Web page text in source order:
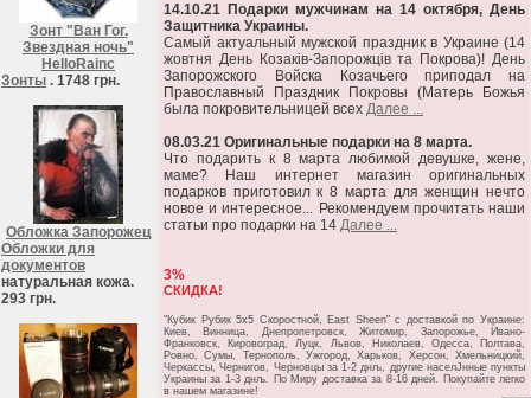
Зонт "Ван Гог.
Звездная ночь"
HelloRainc
Зонты . 1748 грн.
Обложка Запорожец
Обложки для
документов
натуральная кожа.
293 грн.
14.10.21 Подарки мужчинам на 14 октября, День
Защитника Украины.
Самый актуальный мужской праздник в Украине (14
жовтня День Козаків-Запорожців та Покрова)! День
Запорожского Войска Козачьего приподал на
Православный Праздник Покровы (Матерь Божья
была покровительницей всех Далее ...
08.03.21 Оригинальные подарки на 8 марта.
Что подарить к 8 марта любимой девушке, жене,
маме? Наш интернет магазин оригинальных
подарков приготовил к 8 марта для женщин нечто
новое и интересное... Рекомендуем прочитать наши
статьи про подарки на 14 Далее ...
3%
СКИДКА!
"Кубик Рубик 5х5 Скоростной, East Sheen" c доставкой по Украине:
Киев, Винница, Днепропетровск, Житомир, Запорожье, Ивано-
Франковск, Кировоград, Луцк, Львов, Николаев, Одесса, Полтава,
Ровно, Сумы, Тернополь, Ужгород, Харьков, Херсон, Хмельницкий,
Черкассы, Чернигов, Черновцы за 1-2 днљ, другие населЈнные пункты
Украины за 1-3 днљ. По Миру доставка за 8-16 дней. Покупайте легко
в нашем магазине!